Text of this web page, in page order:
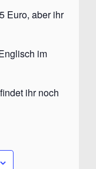
Euro, aber ihr
im
findet ihr noch